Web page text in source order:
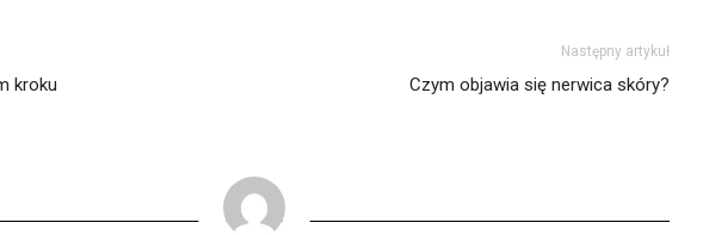
kroku
Następny artykuł
Czym objawia się nerwica skóry?